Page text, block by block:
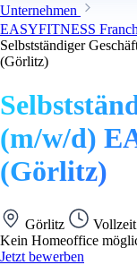
Unternehmen
EASYFITNESS
Selbstständiger
(Görlitz)
(m/w/d)
(Görlitz)
Görlitz Vollzeit
Kein Homeoffice
Jetzt bewerben